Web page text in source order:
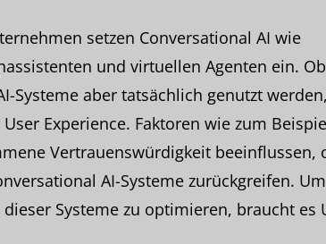
setzen Conversational AI wie
und virtuellen Agenten ein. Ob
Systeme aber tatsächlich genutzt
Experience. Faktoren wie zum
Vertrauenswürdigkeit beeinflussen,
AI-Systeme zurückgreifen.
dieser Systeme zu optimieren, braucht es